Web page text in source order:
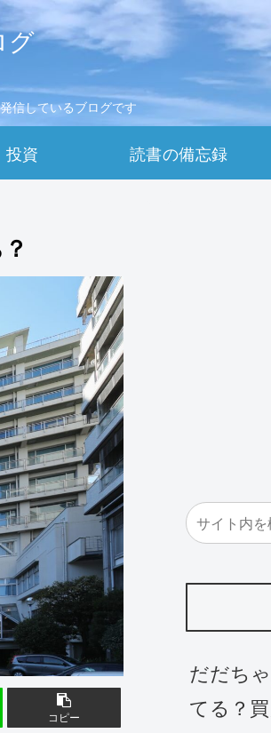
グ
信しているブログです
投資 読書の備忘録
コピー
だだち
てる？